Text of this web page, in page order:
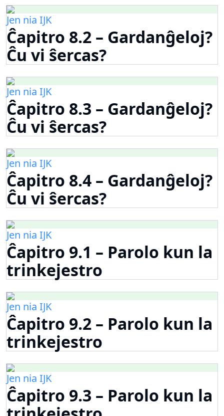
Jen nia IJK
Ĉapitro 8.2 – Gardanĝeloj?
Ĉu vi ŝercas?
Jen nia IJK
Ĉapitro 8.3 – Gardanĝeloj?
Ĉu vi ŝercas?
Jen nia IJK
Ĉapitro 8.4 – Gardanĝeloj?
Ĉu vi ŝercas?
Jen nia IJK
Ĉapitro 9.1 – Parolo kun la
trinkejestro
Jen nia IJK
Ĉapitro 9.2 – Parolo kun la
trinkejestro
Jen nia IJK
Ĉapitro 9.3 – Parolo kun la